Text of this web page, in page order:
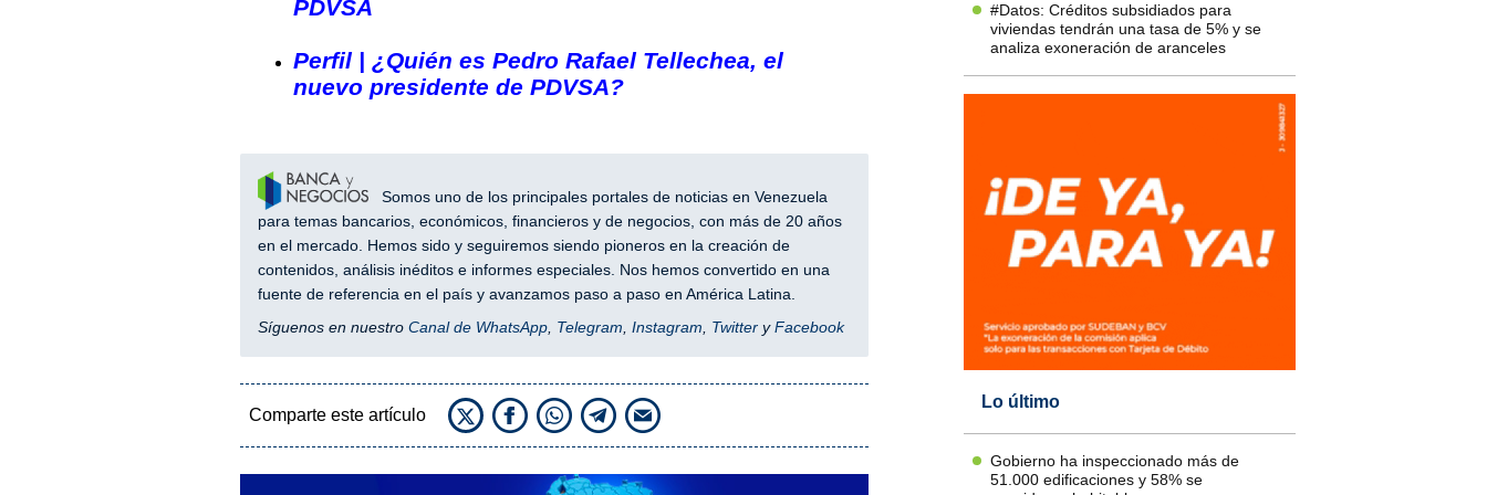
PDVSA
Perfil | ¿Quién es Pedro Rafael Tellechea, el
nuevo presidente de PDVSA?
Somos uno de los principales portales de noticias en Venezuela
para temas bancarios, económicos, financieros y de negocios, con más de 20 años
en el mercado. Hemos sido y seguiremos siendo pioneros en la creación de
contenidos, análisis inéditos e informes especiales. Nos hemos convertido en una
fuente de referencia en el país y avanzamos paso a paso en América Latina.
Síguenos en nuestro Canal de WhatsApp, Telegram, Instagram, TwitteryFacebook
Comparte este artículo
#Datos: Créditos subsidiados para
viviendas tendrán una tasa de 5% y se
analiza exoneración de aranceles
Lo último
Gobierno ha inspeccionado más de
51.000 edificaciones y 58% se